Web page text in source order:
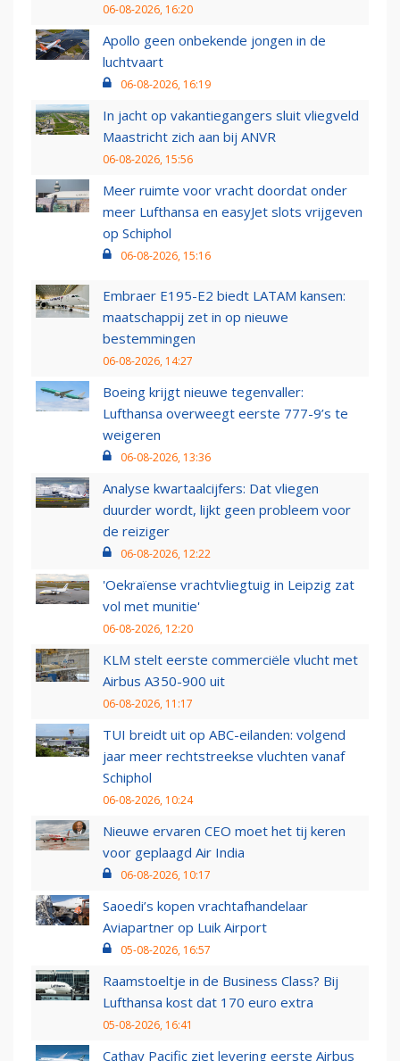
06-08-2026, 16:20
Apollo geen onbekende jongen in de
luchtvaart
06-08-2026, 16:19
In jacht op vakantiegangers sluit vliegveld
Maastricht zich aan bij ANVR
06-08-2026, 15:56
Meer ruimte voor vracht doordat onder
meer Lufthansa en easyJet slots vrijgeven
op Schiphol
06-08-2026, 15:16
Embraer E195-E2 biedt LATAM kansen:
maatschappij zet in op nieuwe
bestemmingen
06-08-2026, 14:27
Boeing krijgt nieuwe tegenvaller:
Lufthansa overweegt eerste 777-9’s te
weigeren
06-08-2026, 13:36
Analyse kwartaalcijfers: Dat vliegen
duurder wordt, lijkt geen probleem voor
de reiziger
06-08-2026, 12:22
'Oekraïense vrachtvliegtuig in Leipzig zat
vol met munitie'
06-08-2026, 12:20
KLM stelt eerste commerciële vlucht met
Airbus A350-900 uit
06-08-2026, 11:17
TUI breidt uit op ABC-eilanden: volgend
jaar meer rechtstreekse vluchten vanaf
Schiphol
06-08-2026, 10:24
Nieuwe ervaren CEO moet het tij keren
voor geplaagd Air India
06-08-2026, 10:17
Saoedi’s kopen vrachtafhandelaar
Aviapartner op Luik Airport
05-08-2026, 16:57
Raamstoeltje in de Business Class? Bij
Lufthansa kost dat 170 euro extra
05-08-2026, 16:41
Cathay Pacific ziet levering eerste Airbus